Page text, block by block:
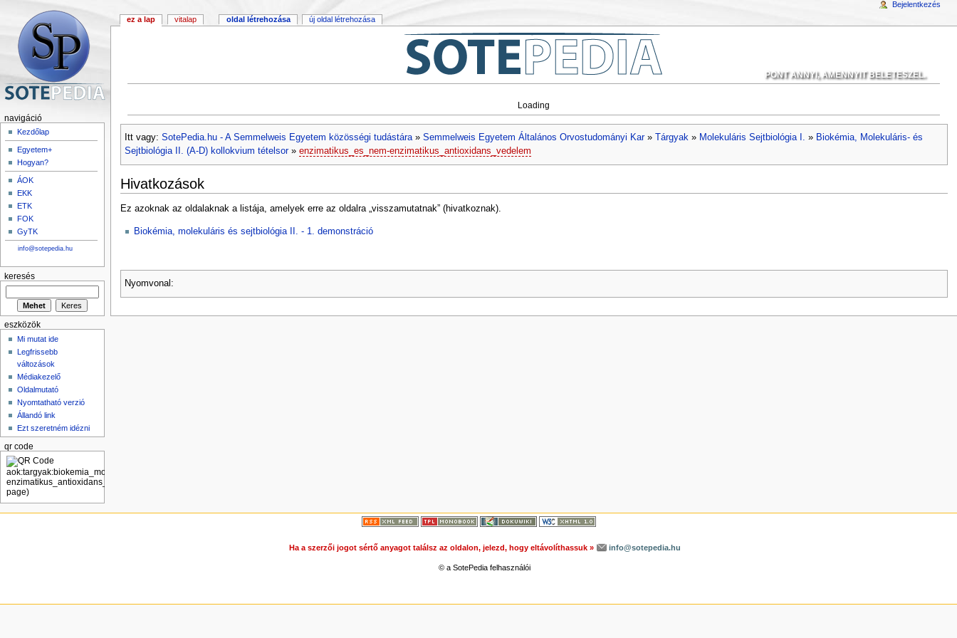
PONT ANNYI, AMENNYIT BELETESZEL.
Loading
Itt vagy: SotePedia.hu - A Semmelweis Egyetem közösségi tudástára» Semmelweis Egyetem Általános Orvostudományi Kar» Tárgyak» Molekuláris Sejtbiológia I. » Biokémia, Molekuláris- és
Sejtbiológia II. (A-D) kollokvium tételsor» enzimatikus_es_nem-enzimatikus_antioxidans_vedelem
Hivatkozások
Ez azoknak az oldalaknak a listája, amelyek erre az oldalra „visszamutatnak” (hivatkoznak).
Biokémia, molekuláris és sejtbiológia II. - 1. demonstráció
Nyomvonal:
ez a lap vitalap oldal létrehozása új oldal létrehozása
Bejelentkezés
navigáció
Kezdőlap
Egyetem+
Hogyan?
ÁOK
EKK
ETK
FOK
GyTK
info@sotepedia.hu
keresés
eszközök
Mi mutat ide
Legfrissebb
változások
Médiakezelő
Oldalmutató
Nyomtatható verzió
Állandó link
Ezt szeretném idézni
qr code
Ha a szerzői jogot sértő anyagot találsz az oldalon, jelezd, hogy eltávolíthassuk » info@sotepedia.hu
© a SotePedia felhasználói